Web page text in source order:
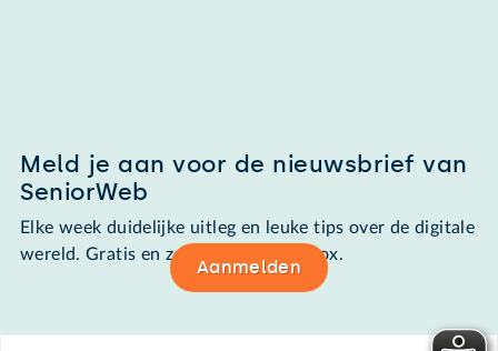
Meld je aan voor de nieuwsbrief van
SeniorWeb
Elke week duidelijke uitleg en leuke tips over de digitale
wereld. Gratis en zomaar in de mailbox.
Aanmelden